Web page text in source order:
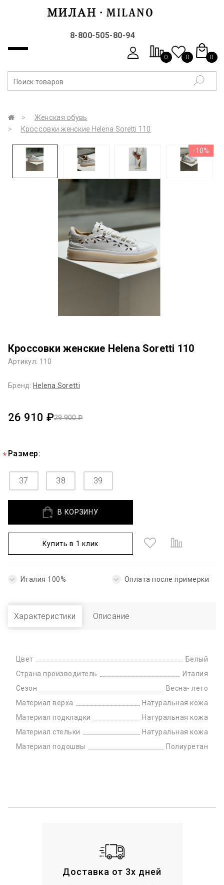
8-800-505-80-94
0 0 0
Женская обувь
Кроссовки женские Helena Soretti 110
-10%
Кроссовки женские Helena Soretti 110
Артикул: 110
Бренд: Helena Soretti
29 900 ₽
26 910 ₽
Размер:
37 38 39
В КОРЗИНУ
Купить в 1 клик
Италия 100% Оплата после примерки
Характеристики Описание
Цвет
Белый
Страна производитель
Италия
Сезон
Весна- лето
Материал верха
Натуральная кожа
Материал подкладки
Натуральная кожа
Материал стельки
Натуральная кожа
Материал подошвы
Полиуретан
Доставка от 3х дней